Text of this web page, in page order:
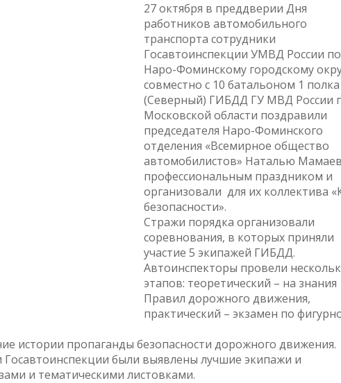
27 октября в преддверии Дня
работников автомобильного
транспорта сотрудники
Госавтоинспекции УМВД России по
Наро-Фоминскому городскому
совместно с 10 батальоном 1
(Северный) ГИБДД ГУ МВД России
Московской области поздравили
председателя Наро-Фоминского
отделения «Всемирное общество
автомобилистов» Наталью
профессиональным праздником и
организовали для их коллектива
безопасности».
Стражи порядка организовали
соревнования, в которых приняли
участие 5 экипажей ГИБДД.
Автоинспекторы провели
этапов: теоретический – на знания
Правил дорожного движения,
практический – экзамен по
истории пропаганды безопасности дорожного движения.
были выявлены лучшие экипажи и
и тематическими листовками.